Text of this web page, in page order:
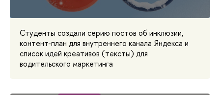
Студенты создали серию постов об инклюзии,
контент-план для внутреннего канала Яндекса и
список идей креативов (тексты) для
водительского маркетинга